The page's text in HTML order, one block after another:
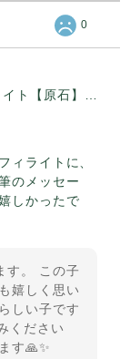
0
ィライトに、
のメッセー
しかったで
す。 この子
嬉しく思い
しい子です
ください
す🙏✨